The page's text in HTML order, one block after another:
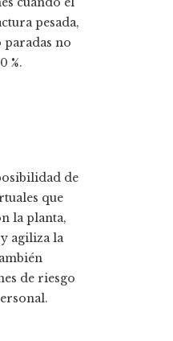
pesada,
paradas no
%.
de
que
la planta,
agiliza la
de riesgo